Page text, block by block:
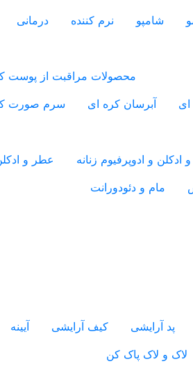
شامپو نرم کننده درمانی
محصولات مراقبت از پوست
آبرسان کره ای سرم صورت
ادکلن و ادوپرفیوم زنانه عطر و
مام و دئودورانت
پد آرایشی کیف آرایشی آیینه
لاک و لاک پاک کن